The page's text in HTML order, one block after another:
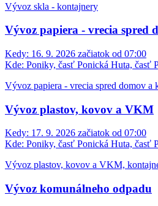
Vývoz skla - kontajnery
Vývoz papiera - vrecia spred
Kedy: 16. 9. 2026 začiatok od 07:00
Kde: Poniky, časť Ponická Huta, časť
Vývoz papiera - vrecia spred domov a
Vývoz plastov, kovov a VKM
Kedy: 17. 9. 2026 začiatok od 07:00
Kde: Poniky, časť Ponická Huta, časť
Vývoz plastov, kovov a VKM,
Vývoz komunálneho odpadu